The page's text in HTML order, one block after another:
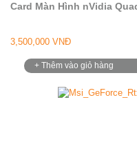
Card Màn Hình nVidia
3,500,000 VNĐ
+ Thêm vào giỏ hàng